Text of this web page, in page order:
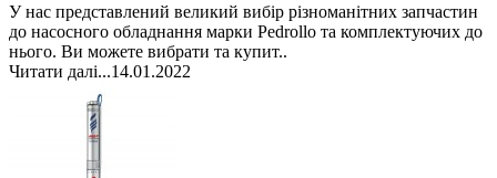
У нас представлений великий вибір різноманітних запчастин
до насосного обладнання марки Pedrollo та комплектуючих до
нього. Ви можете вибрати та купит..
Читати далі...14.01.2022